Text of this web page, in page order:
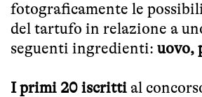
fotograficamente le
del tartufo in relazione a
seguenti ingredienti: uovo,
I primi 20 iscritti al